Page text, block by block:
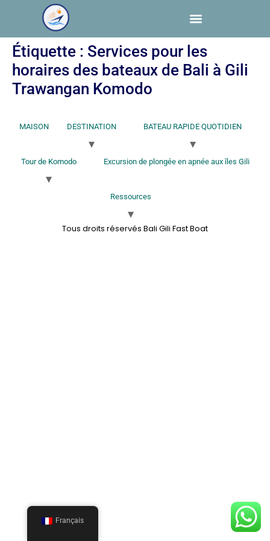
Étiquette : Services pour les
horaires des bateaux de Bali à Gili
Trawangan Komodo
MAISON DESTINATION BATEAU RAPIDE QUOTIDIEN
Tour de Komodo Excursion de plongée en apnée aux îles Gili
Ressources
Tous droits réservés Bali Gili Fast Boat
Français